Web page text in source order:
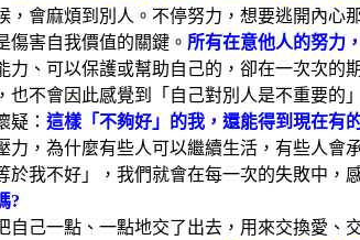
，會麻煩到別人。不停努力，想要逃開內
傷害自我價值的關鍵。 所有在意他人的努力
力、可以保護或幫助自己的，卻在一次次
也不會因此感覺到「自己對別人是不重要的
疑： 這樣「不夠好」的我，還能得到現在有
力，為什麼有些人可以繼續生活，有些人
於我不好」，我們就會在每一次的失敗中，
?
自己一點、一點地交了出去，用來交換愛